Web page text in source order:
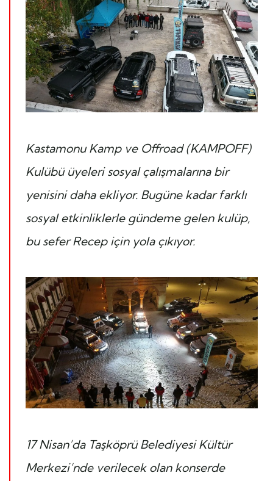
Kastamonu Kamp ve Offroad (KAMPOFF)
Kulübü üyeleri sosyal çalışmalarına bir
yenisini daha ekliyor. Bugüne kadar farklı
sosyal etkinliklerle gündeme gelen kulüp,
bu sefer Recep için yola çıkıyor.
17 Nisan’da Taşköprü Belediyesi Kültür
Merkezi’nde verilecek olan konserde